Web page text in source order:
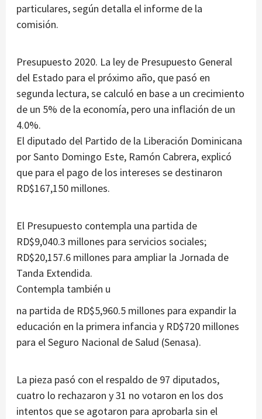
particulares, según detalla el informe de la
comisión.
Presupuesto 2020. La ley de Presupuesto General
del Estado para el próximo año, que pasó en
segunda lectura, se calculó en base a un crecimiento
de un 5% de la economía, pero una inflación de un
4.0%.
El diputado del Partido de la Liberación Dominicana
por Santo Domingo Este, Ramón Cabrera, explicó
que para el pago de los intereses se destinaron
RD$167,150 millones.
El Presupuesto contempla una partida de
RD$9,040.3 millones para servicios sociales;
RD$20,157.6 millones para ampliar la Jornada de
Tanda Extendida.
Contempla también u
na partida de RD$5,960.5 millones para expandir la
educación en la primera infancia y RD$720 millones
para el Seguro Nacional de Salud (Senasa).
La pieza pasó con el respaldo de 97 diputados,
cuatro lo rechazaron y 31 no votaron en los dos
intentos que se agotaron para aprobarla sin el